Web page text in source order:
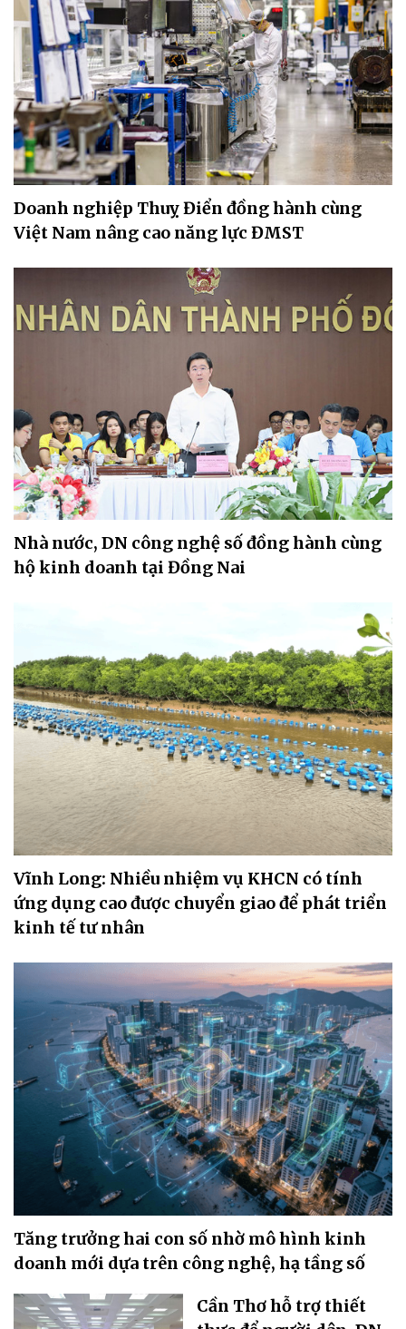
Doanh nghiệp Thuỵ Điển đồng hành cùng
Việt Nam nâng cao năng lực ĐMST
Nhà nước, DN công nghệ số đồng hành cùng
hộ kinh doanh tại Đồng Nai
Vĩnh Long: Nhiều nhiệm vụ KHCN có tính
ứng dụng cao được chuyển giao để phát triển
kinh tế tư nhân
Tăng trưởng hai con số nhờ mô hình kinh
doanh mới dựa trên công nghệ, hạ tầng số
Cần Thơ hỗ trợ thiết